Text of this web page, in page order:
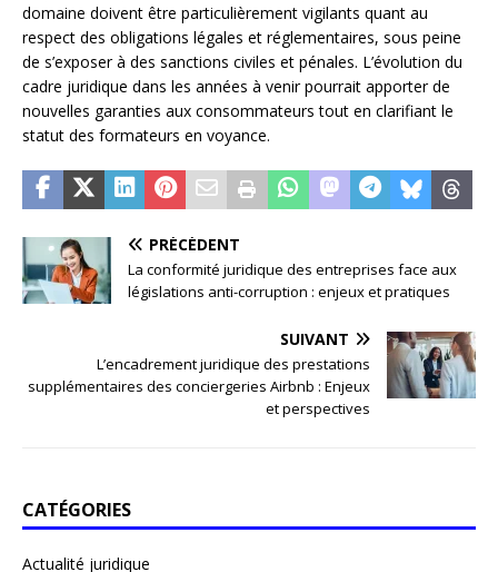
domaine doivent être particulièrement vigilants quant au
respect des obligations légales et réglementaires, sous peine
de s’exposer à des sanctions civiles et pénales. L’évolution du
cadre juridique dans les années à venir pourrait apporter de
nouvelles garanties aux consommateurs tout en clarifiant le
statut des formateurs en voyance.
PRÉCÉDENT
La conformité juridique des entreprises face aux
législations anti-corruption : enjeux et pratiques
SUIVANT
L’encadrement juridique des prestations
supplémentaires des conciergeries Airbnb : Enjeux
et perspectives
CATÉGORIES
Actualité juridique